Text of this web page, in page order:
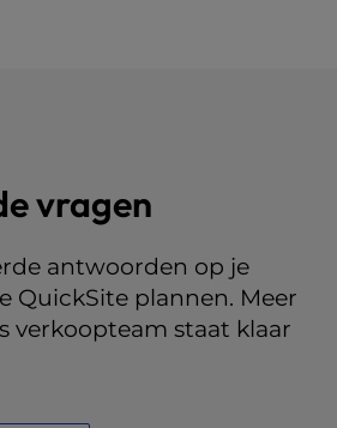
vragen
antwoorden op je
QuickSite plannen. Meer
verkoopteam staat klaar